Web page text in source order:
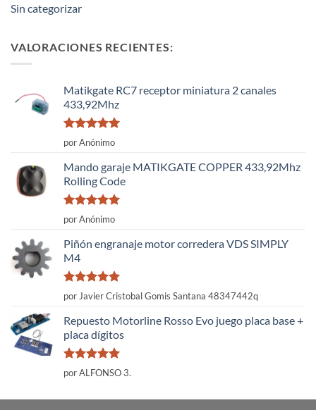
Sin categorizar
VALORACIONES RECIENTES:
Matikgate RC7 receptor miniatura 2 canales
433,92Mhz
Valorado
con
por Anónimo
Mando garaje MATIKGATE COPPER 433,92Mhz
Rolling Code
Valorado
con
por Anónimo
Piñón engranaje motor corredera VDS SIMPLY
M4
Valorado
con
por Javier Cristobal Gomis Santana 48347442q
Repuesto Motorline Rosso Evo juego placa base +
placa dígitos
Valorado
con
por ALFONSO 3.